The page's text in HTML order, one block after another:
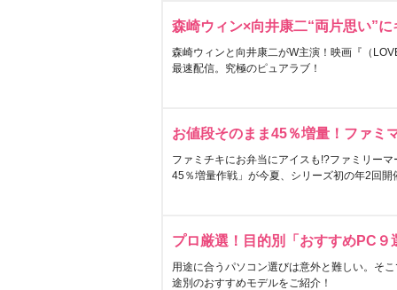
森崎ウィン×向井康二“両片思い”
森崎ウィンと向井康二がW主演！映画『（
最速配信。究極のピュアラブ！
お値段そのまま45％増量！ファミ
ファミチキにお弁当にアイスも!?ファミリー
45％増量作戦」が今夏、シリーズ初の年2回開
プロ厳選！目的別「おすすめPC９
用途に合うパソコン選びは意外と難しい。そ
途別のおすすめモデルをご紹介！